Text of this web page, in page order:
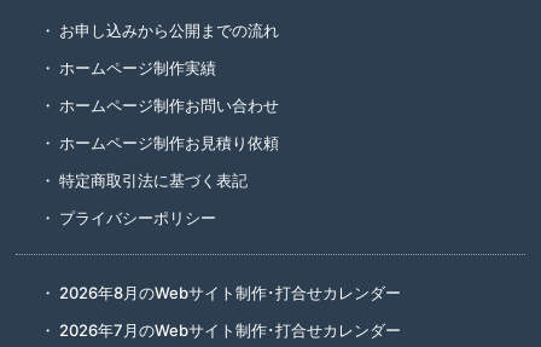
お申し込みから公開までの流れ
ホームページ制作実績
ホームページ制作お問い合わせ
ホームページ制作お見積り依頼
特定商取引法に基づく表記
プライバシーポリシー
2026年8月のWebサイト制作･打合せカレンダー
2026年7月のWebサイト制作･打合せカレンダー